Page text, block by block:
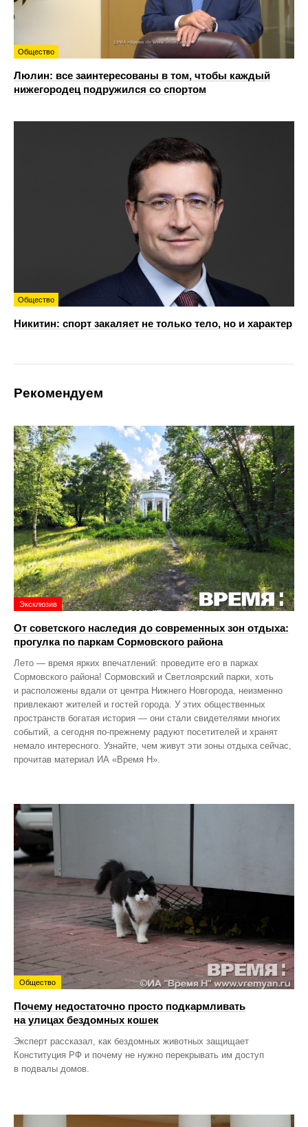
Общество
Люлин: все заинтересованы в том, чтобы каждый
нижегородец подружился со спортом
Общество
Никитин: спорт закаляет не только тело, но и характер
Рекомендуем
Эксклюзив
От советского наследия до современных зон отдыха:
прогулка по паркам Сормовского района
Лето — время ярких впечатлений: проведите его в парках
Сормовского района! Сормовский и Светлоярский парки, хоть
и расположены вдали от центра Нижнего Новгорода, неизменно
привлекают жителей и гостей города. У этих общественных
пространств богатая история — они стали свидетелями многих
событий, а сегодня по‑прежнему радуют посетителей и хранят
немало интересного. Узнайте, чем живут эти зоны отдыха сейчас,
прочитав материал ИА «Время Н».
Общество
Почему недостаточно просто подкармливать
на улицах бездомных кошек
Эксперт рассказал, как бездомных животных защищает
Конституция РФ и почему не нужно перекрывать им доступ
в подвалы домов.